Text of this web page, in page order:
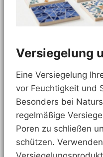
Versiegelung
Eine Versiegelung
vor Feuchtigkeit und
Besonders bei
regelmäßige
Poren zu schließen
schützen.